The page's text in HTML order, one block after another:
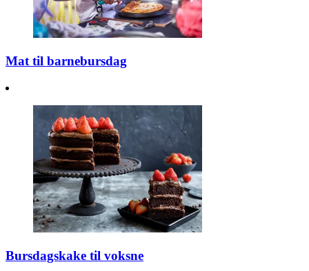
Mat til barnebursdag
Bursdagskake til voksne